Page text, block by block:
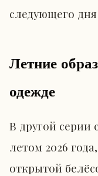
следующего
Летние
одежде
В другой серии
летом 2026
открытой